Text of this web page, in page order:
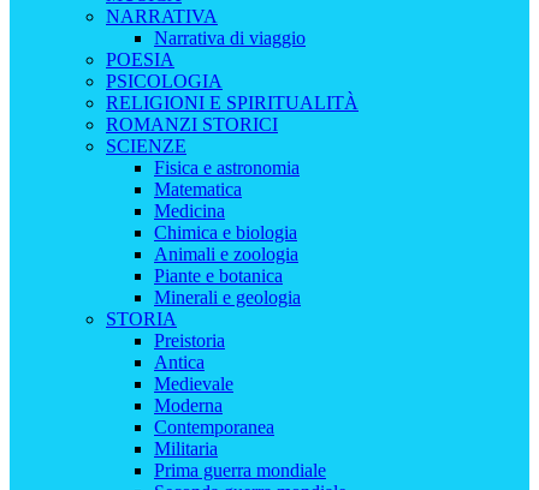
NARRATIVA
Narrativa di viaggio
POESIA
PSICOLOGIA
RELIGIONI E SPIRITUALITÀ
ROMANZI STORICI
SCIENZE
Fisica e astronomia
Matematica
Medicina
Chimica e biologia
Animali e zoologia
Piante e botanica
Minerali e geologia
STORIA
Preistoria
Antica
Medievale
Moderna
Contemporanea
Militaria
Prima guerra mondiale